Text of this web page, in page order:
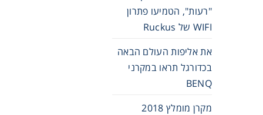
"רעות", הטמיעו פתרון
WIFI של Ruckus
את אליפות העולם הבאה
בכדורגל תראו במקרני
BENQ
מקרן מומלץ 2018